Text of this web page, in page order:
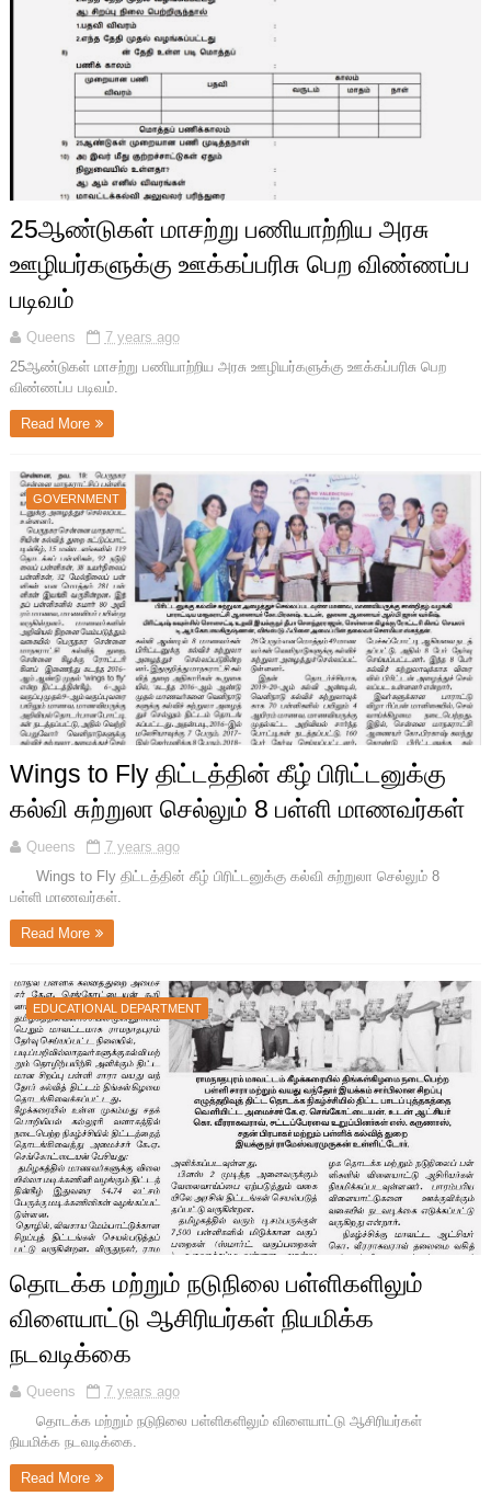
25ஆண்டுகள் மாசற்று பணியாற்றிய அரசு
ஊழியர்களுக்கு ஊக்கப்பரிசு பெற விண்ணப்ப
படிவம்
Queens
7 years ago
25ஆண்டுகள் மாசற்று பணியாற்றிய அரசு ஊழியர்களுக்கு ஊக்கப்பரிசு பெற
விண்ணப்ப படிவம்.
Read More
GOVERNMENT
Wings to Fly திட்டத்தின் கீழ் பிரிட்டனுக்கு
கல்வி சுற்றுலா செல்லும் 8 பள்ளி மாணவர்கள்
Queens
7 years ago
Wings to Fly திட்டத்தின் கீழ் பிரிட்டனுக்கு கல்வி சுற்றுலா செல்லும் 8
பள்ளி மாணவர்கள்.
Read More
EDUCATIONAL DEPARTMENT
தொடக்க மற்றும் நடுநிலை பள்ளிகளிலும்
விளையாட்டு ஆசிரியர்கள் நியமிக்க
நடவடிக்கை
Queens
7 years ago
தொடக்க மற்றும் நடுநிலை பள்ளிகளிலும் விளையாட்டு ஆசிரியர்கள்
நியமிக்க நடவடிக்கை.
Read More